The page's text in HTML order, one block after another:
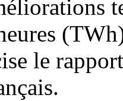
le